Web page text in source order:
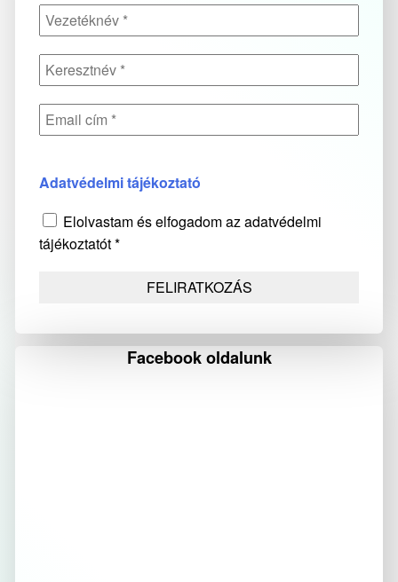
Adatvédelmi tájékoztató
Elolvastam és elfogadom az adatvédelmi
tájékoztatót *
Facebook oldalunk